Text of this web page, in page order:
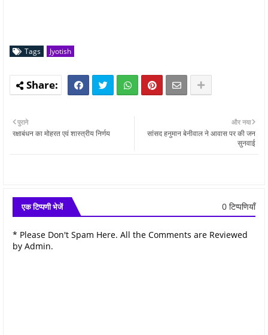
Tags Jyotish
और नया
सांसद हनुमान बेनीवाल ने आवास पर की जन
सुनवाई
पुराने
रक्षाबंधन का मोहरत एवं शास्त्रीय निर्णय
एक टिप्पणी भेजें 0 टिप्पणियाँ
* Please Don't Spam Here. All the Comments are Reviewed
by Admin.